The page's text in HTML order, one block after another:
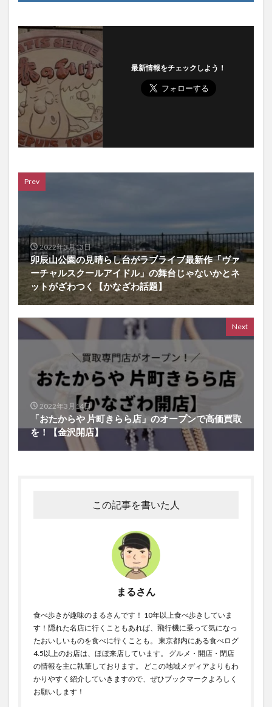
最新情報をチェックしよう！
Prev
2022年3月13日
卯辰山公園の見晴らし台がラブライブ最新作「ヴァ
ーチャルスクールアイドル」の舞台じゃないかとネ
ットがざわつく【かなざわ話題】
Next
2022年3月14日
「おたからや 片町きらら店」のオープンで高価買取
を！【金沢開店】
この記事を書いた人
まるさん
食べ歩きが趣味のまるさんです！ 10年以上食べ歩きしていま
す！隠れた名店に行くこともあれば、飛行機に乗って気になっ
たおいしいものを食べに行くことも。 東京都内にある食べログ
4.5以上のお店は、ほぼ来店しています。 グルメ・開店・閉店
の情報を主に執筆しております。 どこの地域メディアよりもわ
かりやすく紹介していきますので、ぜひブックマークよろしく
お願いします！